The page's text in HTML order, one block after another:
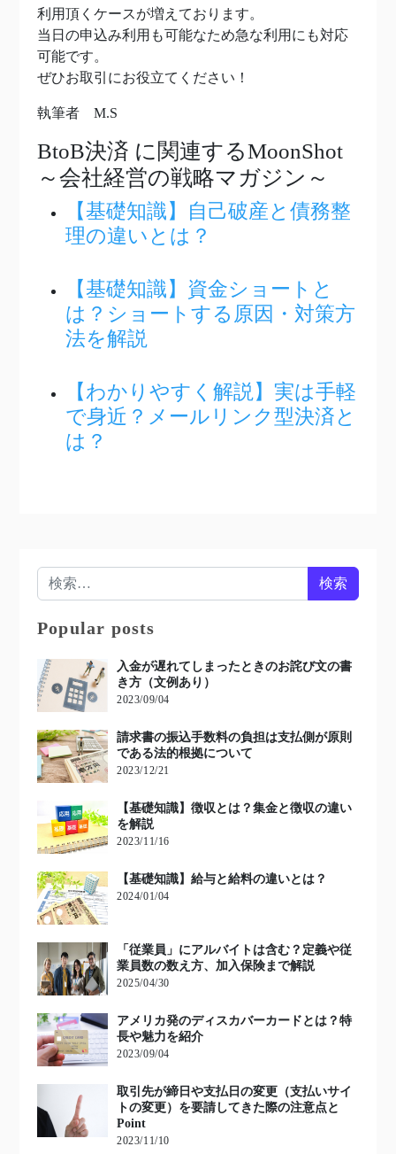
利用頂くケースが増えております。
当日の申込み利用も可能なため急な利用にも対応
可能です。
ぜひお取引にお役立てください！
執筆者 M.S
BtoB決済 に関連するMoonShot
～会社経営の戦略マガジン～
【基礎知識】自己破産と債務整
理の違いとは？
【基礎知識】資金ショートと
は？ショートする原因・対策方
法を解説
【わかりやすく解説】実は手軽
で身近？メールリンク型決済と
は？
検索:
Popular posts
入金が遅れてしまったときのお詫び文の書
き方（文例あり）
2023/09/04
請求書の振込手数料の負担は支払側が原則
である法的根拠について
2023/12/21
【基礎知識】徴収とは？集金と徴収の違い
を解説
2023/11/16
【基礎知識】給与と給料の違いとは？
2024/01/04
「従業員」にアルバイトは含む？定義や従
業員数の数え方、加入保険まで解説
2025/04/30
アメリカ発のディスカバーカードとは？特
長や魅力を紹介
2023/09/04
取引先が締日や支払日の変更（支払いサイ
トの変更）を要請してきた際の注意点と
Point
2023/11/10